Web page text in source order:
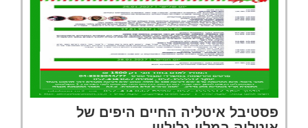
פסטיבל איטליה החיים היפים של